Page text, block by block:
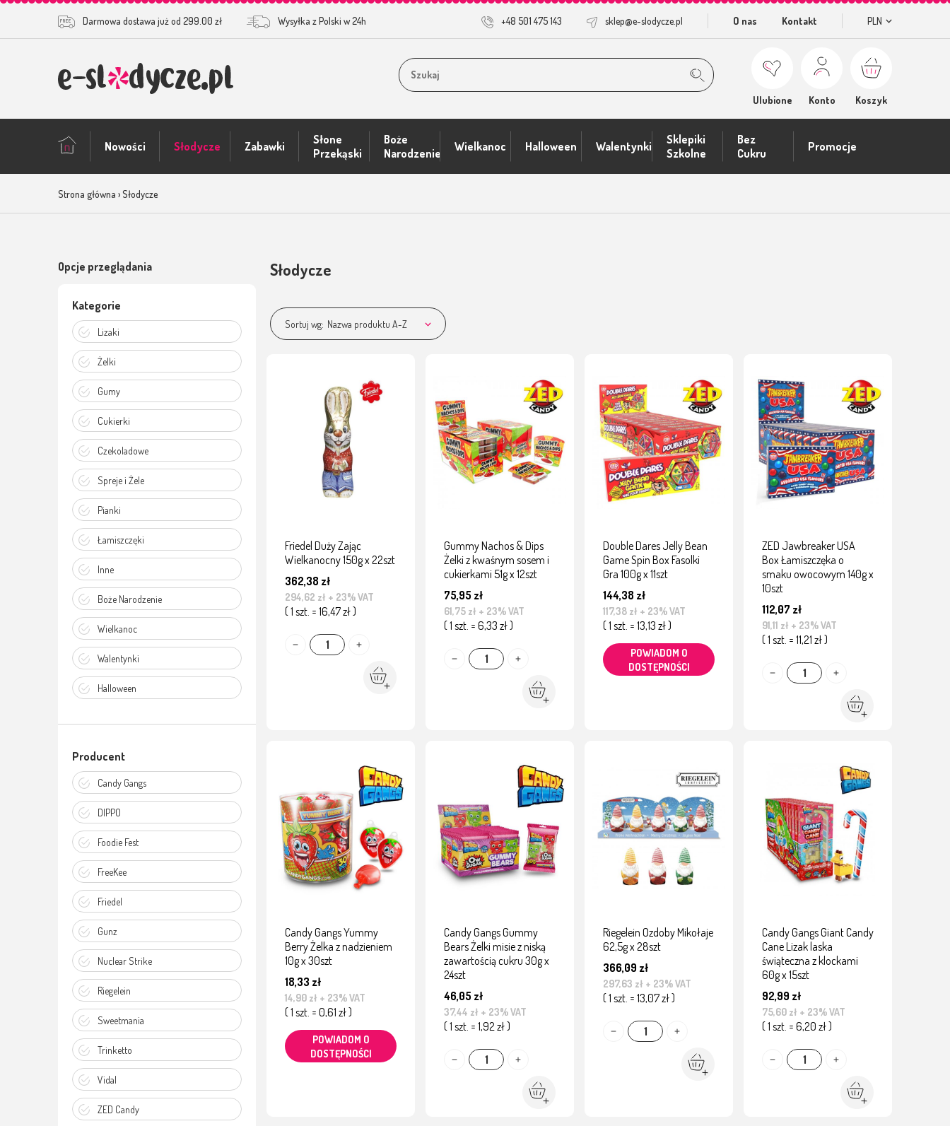
Darmowa dostawa już od 299.00 zł Wysyłka z Polski w 24h +48 501 475 143 sklep@e-slodycze.pl O nas Kontakt PLN
Koszyk
Konto
Ulubione
Nowości Słodycze Zabawki
Słone
Przekąski
Boże
Narodzenie
Wielkanoc Halloween Walentynki
Sklepiki
Szkolne
Bez
Cukru
Promocje
Strona główna ›Słodycze
Opcje przeglądania
Kategorie
Lizaki
Żelki
Gumy
Cukierki
Czekoladowe
Spreje i Żele
Pianki
Łamiszczęki
Inne
Boże Narodzenie
Wielkanoc
Walentynki
Halloween
Producent
Candy Gangs
DIPPO
Foodie Fest
FreeKee
Friedel
Gunz
Nuclear Strike
Riegelein
Sweetmania
Trinketto
Vidal
ZED Candy
Słodycze
Sortuj wg: Nazwa produktu A-Z
Friedel Duży Zając
Wielkanocny 150g x 22szt
362,38 zł
294,62 zł + 23% VAT
( 1 szt. = 16,47 zł )
Gummy Nachos & Dips
Żelki z kwaśnym sosem i
cukierkami 51g x 12szt
75,95 zł
61,75 zł + 23% VAT
( 1 szt. = 6,33 zł )
Double Dares Jelly Bean
Game Spin Box Fasolki
Gra 100g x 11szt
144,38 zł
117,38 zł + 23% VAT
( 1 szt. = 13,13 zł )
POWIADOM O
DOSTĘPNOŚCI
ZED Jawbreaker USA
Box Łamiszczęka o
smaku owocowym 140g x
10szt
112,07 zł
91,11 zł + 23% VAT
( 1 szt. = 11,21 zł )
Candy Gangs Yummy
Berry Żelka z nadzieniem
10g x 30szt
18,33 zł
14,90 zł + 23% VAT
( 1 szt. = 0,61 zł )
POWIADOM O
DOSTĘPNOŚCI
Candy Gangs Gummy
Bears Żelki misie z niską
zawartością cukru 30g x
24szt
46,05 zł
37,44 zł + 23% VAT
( 1 szt. = 1,92 zł )
Riegelein Ozdoby Mikołaje
62,5g x 28szt
366,09 zł
297,63 zł + 23% VAT
( 1 szt. = 13,07 zł )
Candy Gangs Giant Candy
Cane Lizak laska
świąteczna z klockami
60g x 15szt
92,99 zł
75,60 zł + 23% VAT
( 1 szt. = 6,20 zł )